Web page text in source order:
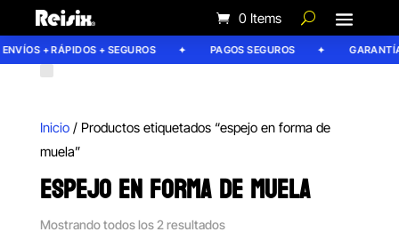
0 Items
+ RÁPIDOS + SEGUROS PAGOS SEGUROS
Inicio/ Productos etiquetados “espejo en forma de
muela”
ESPEJO EN FORMA DE MUELA
Mostrando todos los 2 resultados